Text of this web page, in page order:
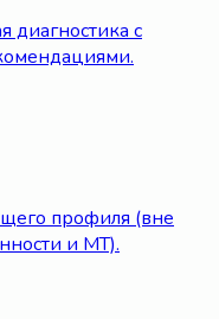
диагностика с
профиля (вне
и МТ).